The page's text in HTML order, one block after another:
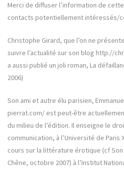
Merci de diffuser l’information de
contacts potentiellement intéressés/
Christophe Girard, que l’on ne
suivre l’actualité sur son blog http://
a aussi publié un joli roman, La
2006)
Son ami et autre élu parisien,
pierrat.com/ est peut-être
du milieu de l’édition. Il enseigne le
communication, à l’Université de Paris
cours sur la littérature érotique (cf
Chêne, octobre 2007) à l’Institut